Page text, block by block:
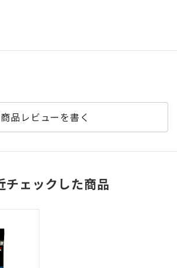
商品レビューを書く
チェックした商品